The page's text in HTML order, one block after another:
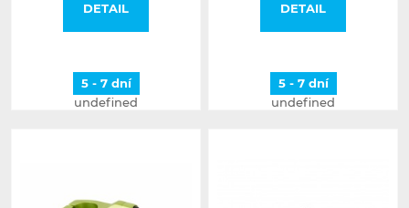
DETAIL
5 - 7 dní
undefined
DETAIL
5 - 7 dní
undefined